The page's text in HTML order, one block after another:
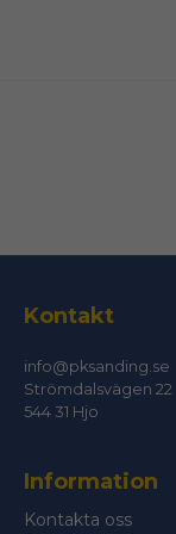
Ja, ni får
Kontakt
info@pksanding.se
Strömdalsvägen 22
544 31 Hjo
Information
Kontakta oss